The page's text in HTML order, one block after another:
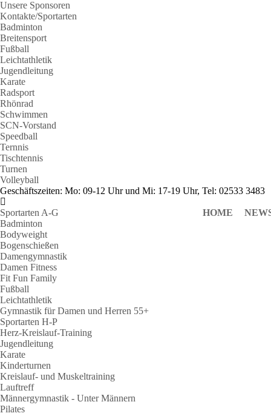
Unsere Sponsoren
Kontakte/Sportarten
Badminton
Breitensport
Fußball
Leichtathletik
Jugendleitung
Karate
Radsport
Rhönrad
Schwimmen
SCN-Vorstand
Speedball
Ternnis
Tischtennis
Turnen
Volleyball
Geschäftszeiten: Mo: 09-12 Uhr und Mi: 17-19 Uhr, Tel: 02533 3483
HOME
Sportarten A-G
Badminton
Bodyweight
Bogenschießen
Damengymnastik
Damen Fitness
Fit Fun Family
Fußball
Leichtathletik
Gymnastik für Damen und Herren 55+
Sportarten H-P
Herz-Kreislauf-Training
Jugendleitung
Karate
Kinderturnen
Kreislauf- und Muskeltraining
Lauftreff
Männergymnastik - Unter Männern
Pilates